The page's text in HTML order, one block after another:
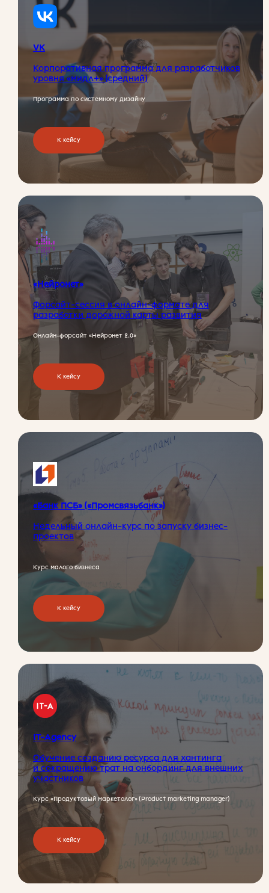
VK
Корпоративная программа для разработчиков
уровня «мидл+» (средний)
Программа по системному дизайну
К кейсу
«Нейронет»
Форсайт-сессия в онлайн-формате для
разработки дорожной карты развития
Онлайн-форсайт «Нейронет 2.0»
К кейсу
«Банк ПСБ» («Промсвязьбанк»)
Недельный онлайн-курс по запуску бизнес-
проектов
Курс малого бизнеса
К кейсу
IT-Agency
Обучение созданию ресурса для хантинга
и сокращению трат на онбординг для внешних
участников
Курс «Продуктовый маркетолог» (Product marketing manager)
К кейсу
Наши клиенты
Заказать мини-аудит и
забрать подарок —